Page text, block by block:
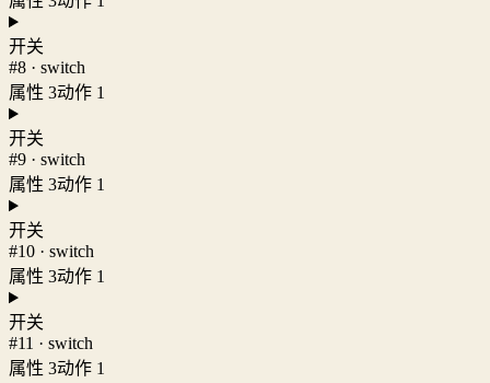
开关
#8 · switch
属性 3动作 1
开关
#9 · switch
属性 3动作 1
开关
#10 · switch
属性 3动作 1
开关
#11 · switch
属性 3动作 1